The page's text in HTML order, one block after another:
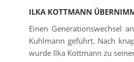
ILKA KOTTMANN
Einen Generationswechsel
Kuhlmann geführt. Nach
wurde Ilka Kottmann zu